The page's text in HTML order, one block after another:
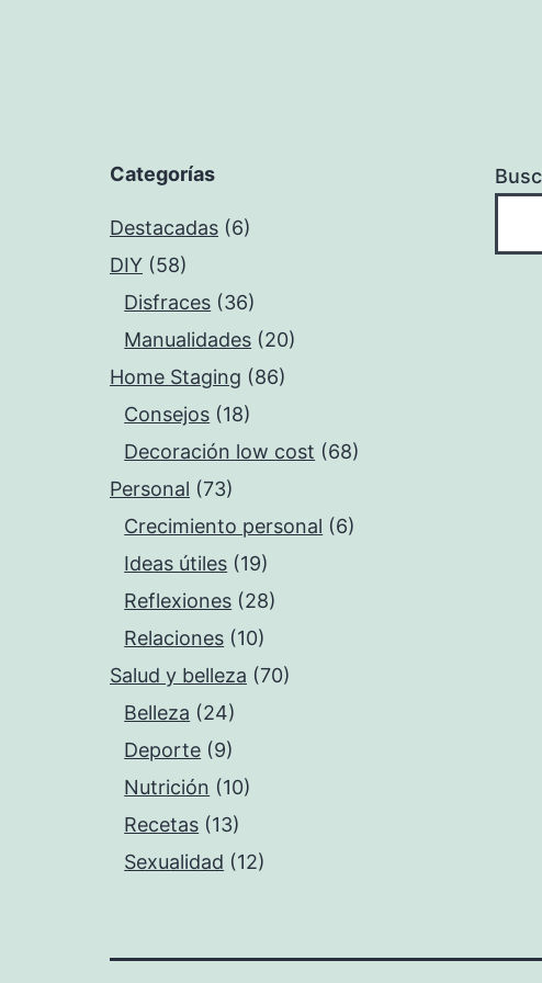
Categorías
Destacadas (6)
DIY (58)
Disfraces (36)
Manualidades (20)
Home Staging (86)
Consejos (18)
Decoración low cost (68)
Personal (73)
Crecimiento personal (6)
Ideas útiles (19)
Reflexiones (28)
Relaciones (10)
Salud y belleza (70)
Belleza (24)
Deporte (9)
Nutrición (10)
Recetas (13)
Sexualidad (12)